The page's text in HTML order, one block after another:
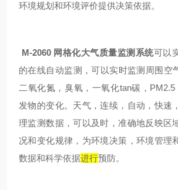
环境规划和环境评价提供决策依据。
M-2060 网格化大气质量监测系统可以
的在线自动监测，可以实时监测周围空
二氧化氮，臭氧，一氧化tan碳，
发物的变化。天气，连续，自动，快速
理监测数据，可以及时，准确地反映区
况和变化规律，为环境决策，环境管理
数据和科学依据进行预防。